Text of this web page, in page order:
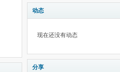
动态
现在还没有动态
分享